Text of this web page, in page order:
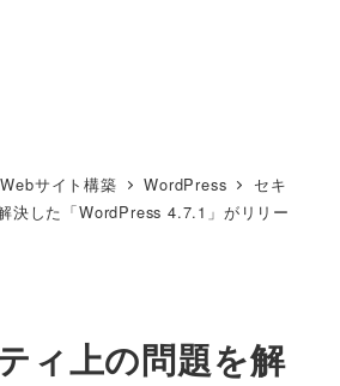
Webサイト構築 WordPress
セキ
決した「WordPress 4.7.1」がリリー
ィ上の問題を解